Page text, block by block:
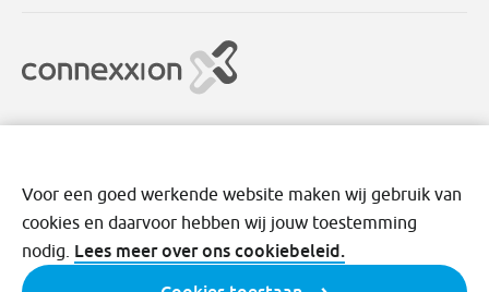
Disclaimer Cookies Privacy Voorwaarden
Voor een goed werkende website maken wij gebruik van
cookies en daarvoor hebben wij jouw toestemming
nodig. Lees meer over ons cookiebeleid.